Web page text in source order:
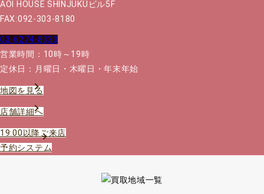
AOI HOUSE SHINJUKUビル5F
FAX:092-303-8180
03-6274-8333
営業時間：10時～19時
定休日：月曜日・木曜日・年末年始
地図を見る
店舗詳細へ
19:00以降ご来店
予約システム